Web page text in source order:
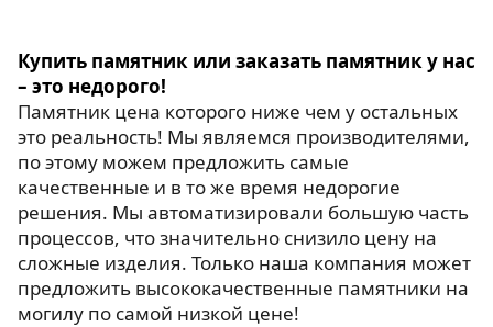
Купить памятник или заказать памятник у нас
– это недорого!
Памятник цена которого ниже чем у остальных
это реальность! Мы являемся производителями,
по этому можем предложить самые
качественные и в то же время недорогие
решения. Мы автоматизировали большую часть
процессов, что значительно снизило цену на
сложные изделия. Только наша компания может
предложить высококачественные памятники на
могилу по самой низкой цене!